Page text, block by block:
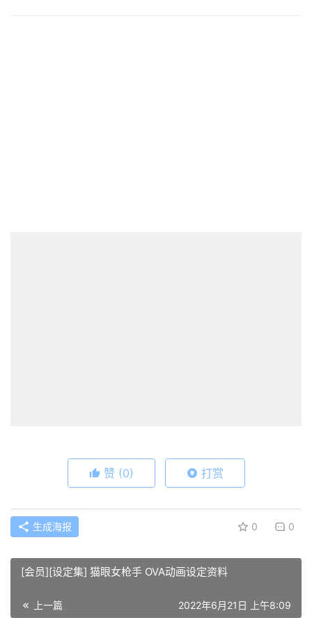
赞 (0) 打赏
生成海报 0 0
[会员][设定集] 猫眼女枪手 OVA动画设定资料
上一篇 2022年6月21日 上午8:09